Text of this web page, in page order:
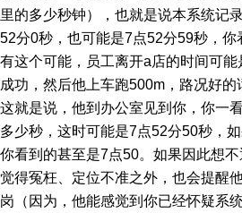
里的多少秒钟），也就是说本系统记
52分0秒，也可能是7点52分59秒，
有这个可能，员工离开a店的时间可
成功，然后他上车跑500m，路况好的
这就是说，他到办公室见到你，你一
多少秒，这时可能是7点52分50秒，
你看到的甚至是7点50。如果因此想
觉得冤枉、定位不准之外，也会提醒
岗（因为，他能感觉到你已经怀疑系